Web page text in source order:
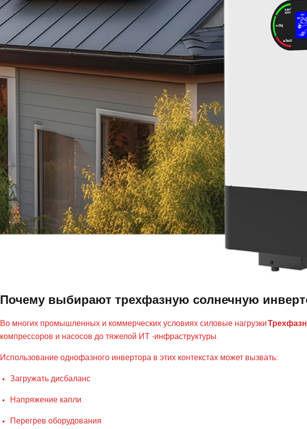
Почему выбирают трехфазную солнечную
Во многих промышленных и коммерческих условиях силовые нагрузки
компрессоров и насосов до тяжелой ИТ -инфраструктуры.
Использование однофазного инвертора в этих контекстах может вызвать:
Загружать дисбаланс
Напряжение капли
Перегрев оборудования